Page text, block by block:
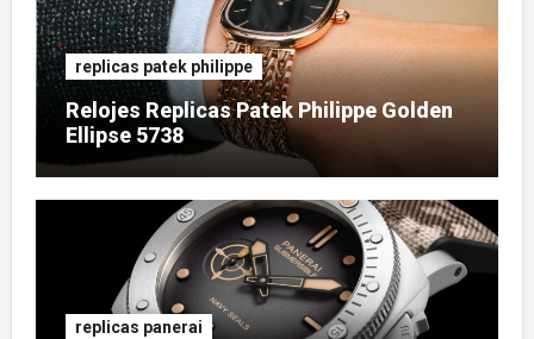
replicas patek philippe
Relojes Replicas Patek Philippe Golden
Ellipse 5738
replicas panerai